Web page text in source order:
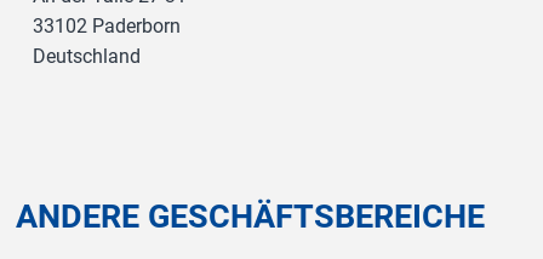
33102 Paderborn
Deutschland
ANDERE GESCHÄFTSBEREICHE